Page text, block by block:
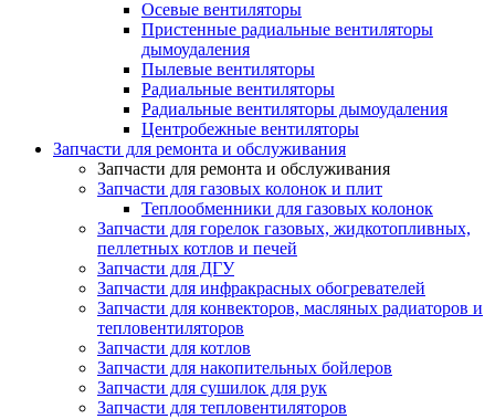
Осевые вентиляторы
Пристенные радиальные вентиляторы
дымоудаления
Пылевые вентиляторы
Радиальные вентиляторы
Радиальные вентиляторы дымоудаления
Центробежные вентиляторы
Запчасти для ремонта и обслуживания
Запчасти для ремонта и обслуживания
Запчасти для газовых колонок и плит
Теплообменники для газовых колонок
Запчасти для горелок газовых, жидкотопливных,
пеллетных котлов и печей
Запчасти для ДГУ
Запчасти для инфракрасных обогревателей
Запчасти для конвекторов, масляных радиаторов и
тепловентиляторов
Запчасти для котлов
Запчасти для накопительных бойлеров
Запчасти для сушилок для рук
Запчасти для тепловентиляторов